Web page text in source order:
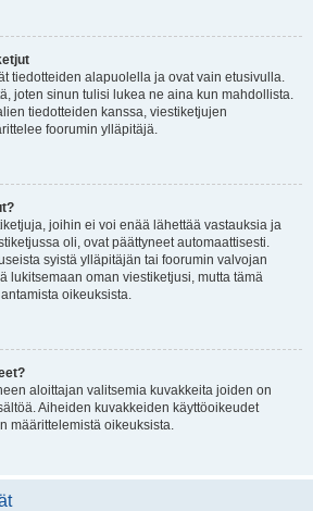
tiedotteiden alapuolella ja ovat vain etusivulla.
joten sinun tulisi lukea ne aina kun mahdollista.
tiedotteiden kanssa, viestiketjujen
foorumin ylläpitäjä.
joihin ei voi enää lähettää vastauksia ja
oli, ovat päättyneet automaattisesti.
syistä ylläpitäjän tai foorumin valvojan
lukitsemaan oman viestiketjusi, mutta tämä
oikeuksista.
aloittajan valitsemia kuvakkeita joiden on
Aiheiden kuvakkeiden käyttöoikeudet
määrittelemistä oikeuksista.